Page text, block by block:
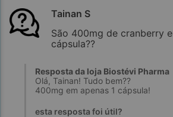
Tainan S
São 400mg de cranberry
cápsula??
Resposta da loja Biostévi Pharma
Olá, Tainan! Tudo bem??
400mg em apenas 1 cápsula!
esta resposta foi útil?